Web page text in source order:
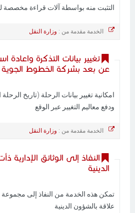
التثبت منه بواسطة آلات قراءة مخصصة
الخدمة مقدمة من : وزارة النقل
تغيير بيانات التذكرة واعادة
عن بعد بشركة الخطوط الجوية
امكانية تغيير بيانات الرحلة (تاريخ
ودفع معاليم التغيير عبر الوقع
الخدمة مقدمة من : وزارة النقل
النفاذ إلى الوثائق الإدارية
الدينية
تمكن هذه الخدمة من النفاذ إلى مجموعة
علاقة بالشؤون الدينية